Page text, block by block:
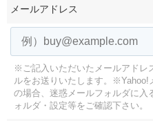
メールアドレス
※ご記入いただいたメールアドレ
ルをお送りいたします。
※Yahoo!
の場合、迷惑メールフォルダに入
ォルダ・設定等をご確認下さい。